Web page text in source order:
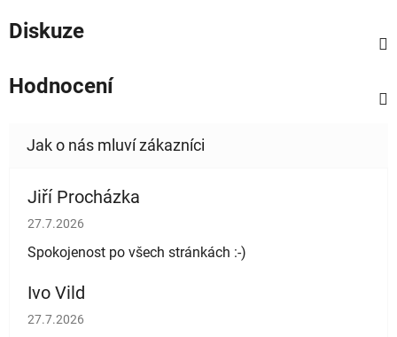
Diskuze
Hodnocení
Jiří Procházka
Hodnocení obchodu je 5 z 5 hvězdiček.
27.7.2026
Spokojenost po všech stránkách :-)
Ivo Vild
Hodnocení obchodu je 5 z 5 hvězdiček.
27.7.2026